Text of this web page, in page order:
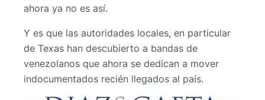
ahora ya no es así.
Y es que las autoridades locales, en particular
de Texas han descubierto a bandas de
venezolanos que ahora se dedican a mover
indocumentados recién llegados al país.